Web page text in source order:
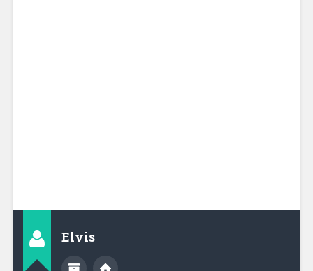
Elvis